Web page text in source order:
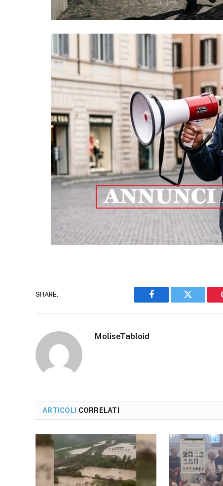
SHARE.
Facebook Twitter
MoliseTabloid
ARTICOLI CORRELATI